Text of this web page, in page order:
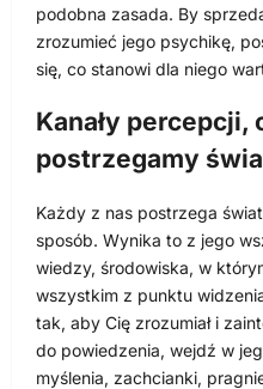
podobna zasada. By
zrozumieć jego psychikę,
się, co stanowi dla niego
Kanały percepcji,
postrzegamy
Każdy z nas postrzega
sposób. Wynika to z jego
wiedzy, środowiska, w
wszystkim z punktu
tak, aby Cię zrozumiał i
do powiedzenia, wejdź w
myślenia, zachcianki,